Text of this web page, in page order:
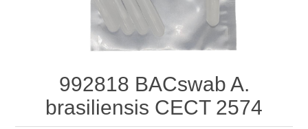
992818 BACswab A.
brasiliensis CECT 2574